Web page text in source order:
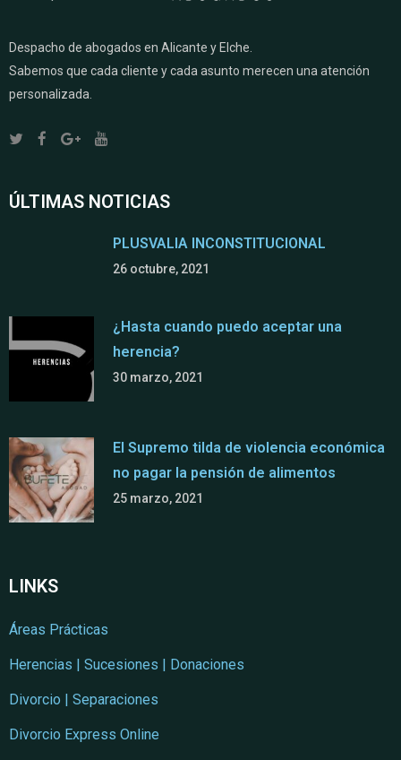
Despacho de abogados en Alicante y Elche.
Sabemos que cada cliente y cada asunto merecen una atención
personalizada.
ÚLTIMAS NOTICIAS
PLUSVALIA INCONSTITUCIONAL
26 octubre, 2021
¿Hasta cuando puedo aceptar una
herencia?
30 marzo, 2021
El Supremo tilda de violencia económica
no pagar la pensión de alimentos
25 marzo, 2021
LINKS
Áreas Prácticas
Herencias | Sucesiones | Donaciones
Divorcio | Separaciones
Divorcio Express Online